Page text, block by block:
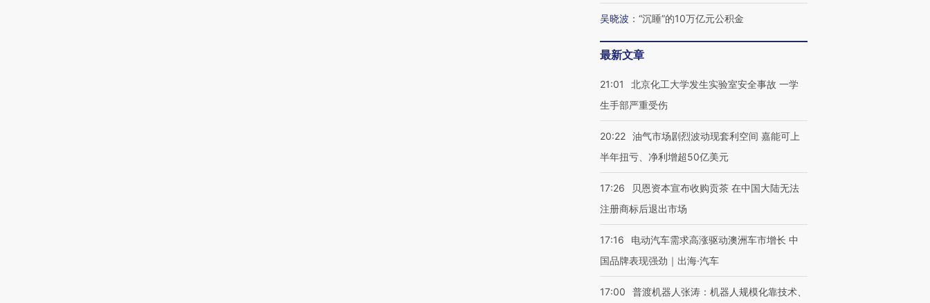
吴晓波 ： “沉睡”的10万亿元公积金
最新文章
21:01
北京化工大学发生实验室安全事故 一学
生手部严重受伤
20:22 油气市场剧烈波动现套利空间 嘉能可上
半年扭亏、净利增超50亿美元
17:26
贝恩资本宣布收购贡茶 在中国大陆无法
注册商标后退出市场
17:16
电动汽车需求高涨驱动澳洲车市增长 中
国品牌表现强劲｜出海·汽车
17:00
普渡机器人张涛：机器人规模化靠技术、